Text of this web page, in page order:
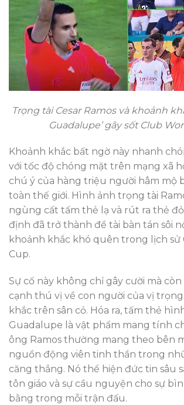
Trọng tài Cesar Ramos và khoảnh
Guadalupe’ gây sốt Club
Khoảnh khắc bất ngờ này nhanh
với tốc độ chóng mặt trên mạng xã
chú ý của hàng triệu người hâm mộ
toàn thế giới. Hình ảnh trọng tài
ngùng cất tấm thẻ lạ và rút ra thẻ
định đã trở thành đề tài bàn tán sôi
khoảnh khắc khó quên trong lịch sử
Cup.
Sự cố này không chỉ gây cười mà
cạnh thú vị về con người của vị
khắc trên sân cỏ. Hóa ra, tấm thẻ
Guadalupe là vật phẩm mang tính
ông Ramos thường mang theo bên
nguồn động viên tinh thần trong
căng thẳng. Nó thể hiện đức tin sâu
tôn giáo và sự cầu nguyện cho sự
bằng trong mỗi trận đấu.